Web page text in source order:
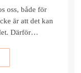
oss, både för
är att det kan
Därför…